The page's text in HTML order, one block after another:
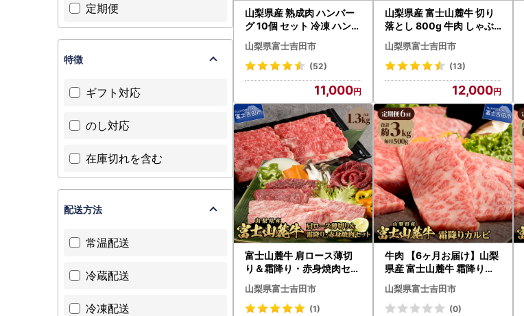
山梨県産 熟成肉 ハンバー
グ 10個 セット 冷凍 ハンバ
ーグ
山梨県富士吉田市
(52)
11,000
山梨県産 富士山麓牛 切り
落とし 800g 牛肉 しゃぶ
しゃぶ すき焼き
山梨県富士吉田市
(13)
12,000
富士山麓牛 肩ロース薄切
り＆霜降り・赤身焼肉セッ
ト 牛肉 食べ比べ 計1.3kg
焼肉 すき焼き 国産 精肉 冷
凍 送料無料
山梨県富士吉田市
(1)
牛肉 【6ヶ月お届け】山梨
県産 富士山麓牛 霜降りカ
ルビ 500g 定期便
山梨県富士吉田市
(0)
定期便
特徴
ギフト対応
のし対応
在庫切れを含む
配送方法
常温配送
冷蔵配送
冷凍配送